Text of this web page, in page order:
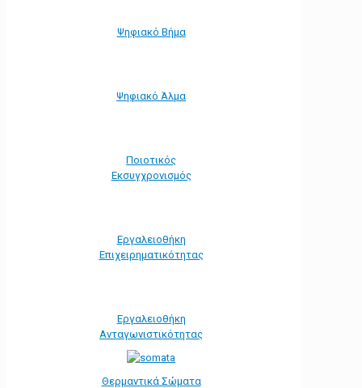
Ψηφιακό Βήμα
Ψηφιακό Άλμα
Ποιοτικός
Εκσυγχρονισμός
Εργαλειοθήκη
Eπιχειρηματικότητας
Εργαλειοθήκη
Ανταγωνιστικότητας
Θερμαντικά Σώματα